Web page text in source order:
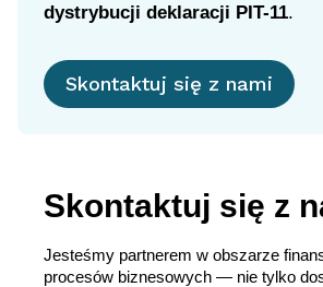
dystrybucji deklaracji PIT-11.
Skontaktuj się z nami
Skontaktuj się z
Jesteśmy partnerem w obszarze
procesów biznesowych — nie tylko